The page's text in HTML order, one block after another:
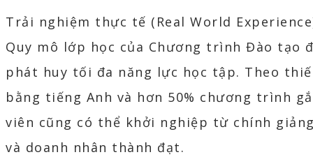
Trải nghiệm thực tế (Real World
Quy mô lớp học của Chương trình Đào tạo
phát huy tối đa năng lực học tập. Theo
bằng tiếng Anh và hơn 50% chương trình
viên cũng có thể khởi nghiệp từ chính
và doanh nhân thành đạt.